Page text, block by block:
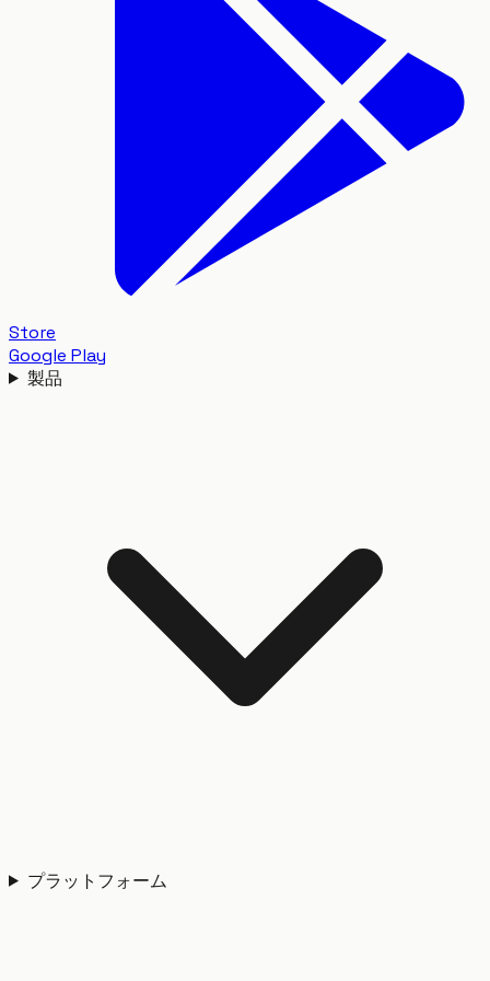
Store
Google Play
製品
プラットフォーム